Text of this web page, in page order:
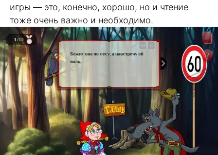
игры — это, конечно, хорошо, но и чтение
тоже очень важно и необходимо.